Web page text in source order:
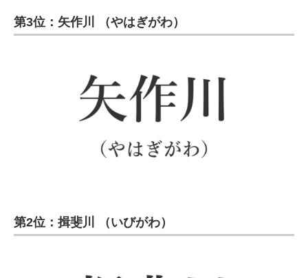
第3位：矢作川 （やはぎがわ）
第2位：揖斐川 （いびがわ）